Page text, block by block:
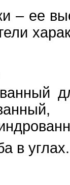
– ее
в углах.